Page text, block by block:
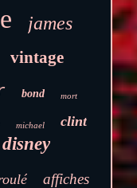
james
vintage
bond mort
michael clint
disney
affiches